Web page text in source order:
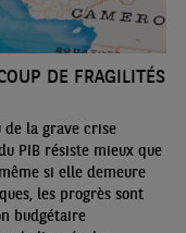
DE FRAGILITÉS
de la grave crise
PIB résiste mieux que
si elle demeure
les progrès sont
budgétaire